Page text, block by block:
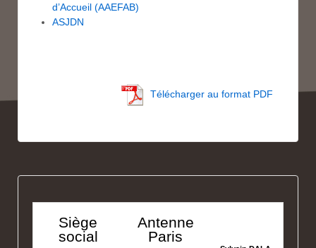
d’Accueil (AAEFAB)
ASJDN
Télécharger au format PDF
Siège
social
Antenne
Paris